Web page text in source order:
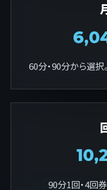
60分・90分から選択
90分1回・4回